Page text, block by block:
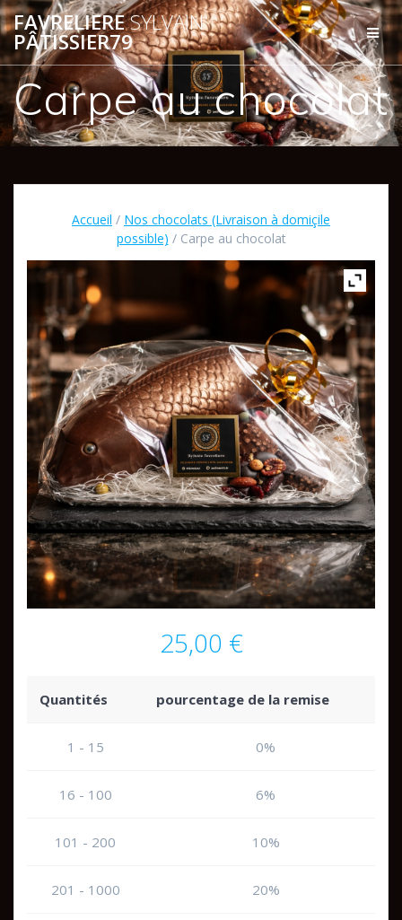
Passer
au
contenu
FAVRELIERESYLVAIN
PÂTISSIER79
Carpe au chocolat
Accueil / Nos chocolats (Livraison à domiçile
possible) / Carpe au chocolat
25,00 €
Quantités pourcentage de la remise
1 - 15 0%
16 - 100 6%
101 - 200 10%
201 - 1000 20%